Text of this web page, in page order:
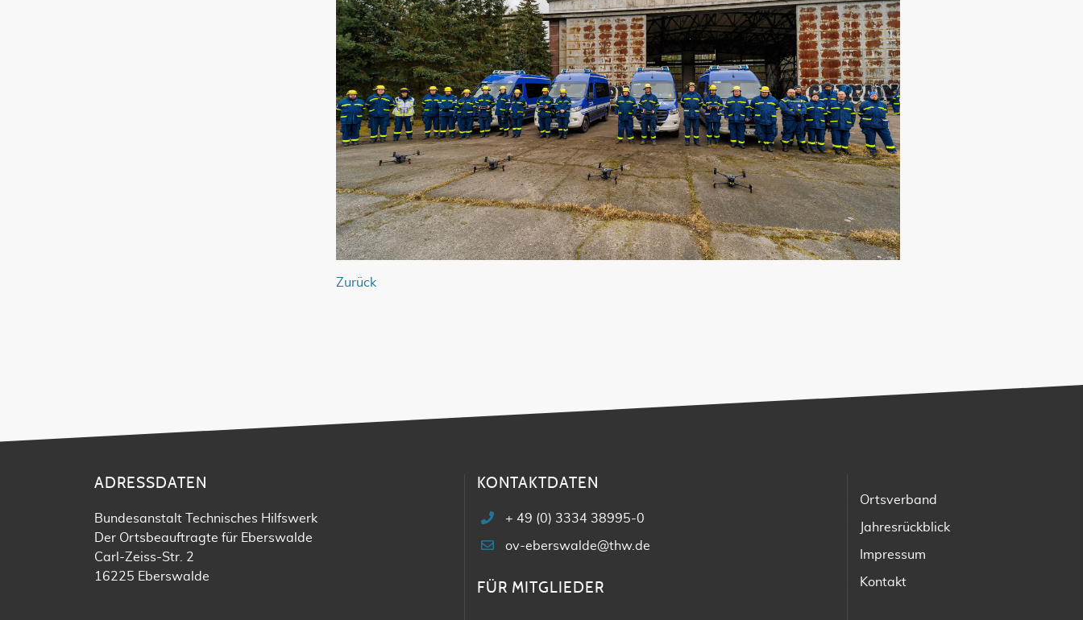
Zurück
ADRESSDATEN
Bundesanstalt Technisches Hilfswerk
Der Ortsbeauftragte für Eberswalde
Carl-Zeiss-Str. 2
16225 Eberswalde
KONTAKTDATEN
+ 49 (0) 3334 38995-0
ov-eberswalde@thw.de
FÜR MITGLIEDER
Ortsverband
Jahresrückblick
Impressum
Kontakt